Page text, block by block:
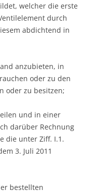
welcher die erste
durch
abdichtend in
anzubieten, in
oder zu den
oder zu besitzen;
und in einer
darüber Rechnung
die unter Ziff. I.1.
3. Juli 2011
bestellten